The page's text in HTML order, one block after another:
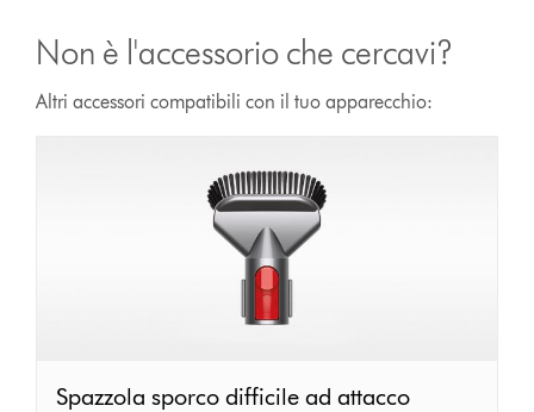
Non è l'accessorio che cercavi?
Altri accessori compatibili con il tuo apparecchio:
Spazzola
Spazzola sporco difficile ad attacco